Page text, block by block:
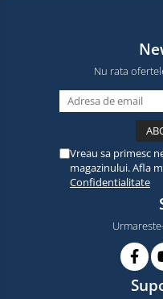
Nu rata
Vreau sa primesc
magazinului. Afla
Confidentialitate